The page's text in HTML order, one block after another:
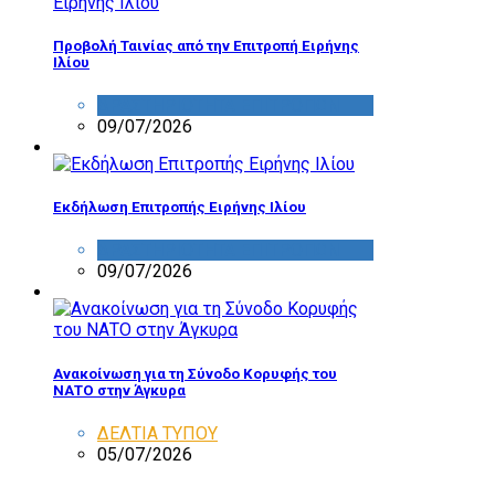
Προβολή Ταινίας από την Επιτροπή Ειρήνης
Ιλίου
09/07/2026
Εκδήλωση Επιτροπής Ειρήνης Ιλίου
09/07/2026
Ανακοίνωση για τη Σύνοδο Κορυφής του
ΝΑΤΟ στην Άγκυρα
ΔΕΛΤΙΑ ΤΥΠΟΥ
05/07/2026